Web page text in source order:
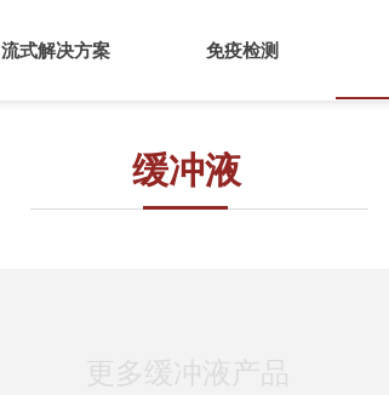
流式解决方案 免疫检测
缓冲液